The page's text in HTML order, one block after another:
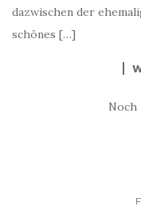
dazwischen der
schönes […]
Noch